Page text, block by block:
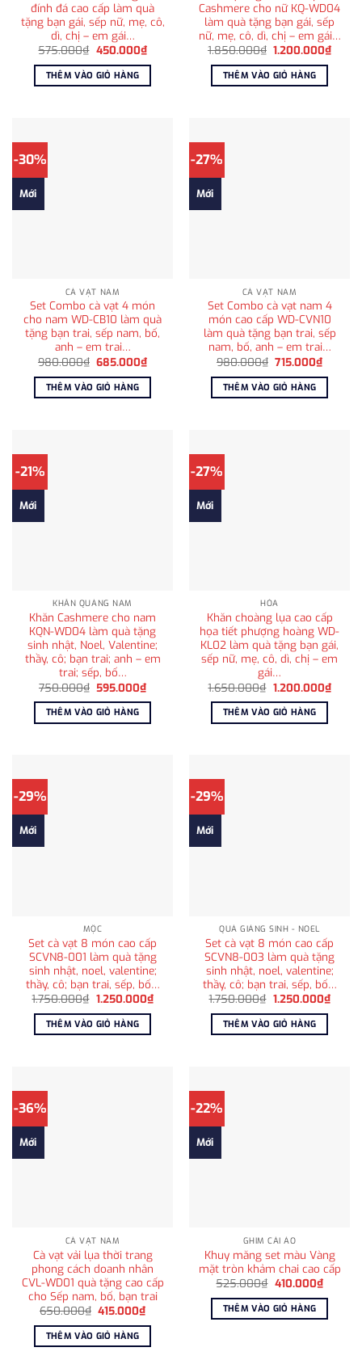
đính đá cao cấp làm quà
tặng bạn gái, sếp nữ, mẹ, cô,
dì, chị – em gái…
575.000₫ Giá
là:
575.000₫.
450.000₫Giá
hiện
tại
450.000₫.
THÊM VÀO GIỎ HÀNG
Cashmere cho nữ KQ-WD04
làm quà tặng bạn gái, sếp
nữ, mẹ, cô, dì, chị – em gái…
1.850.000₫ Giá
là:
1.850.000₫.
1.200.000₫Giá
hiện
THÊM VÀO GIỎ HÀNG
-30%
Mới
CÀ VẠT NAM
Set Combo cà vạt 4 món
cho nam WD-CB10 làm quà
tặng bạn trai, sếp nam, bố,
anh – em trai…
980.000₫ Giá
là:
980.000₫.
685.000₫Giá
hiện
tại
685.000₫.
THÊM VÀO GIỎ HÀNG
-27%
Mới
CÀ VẠT NAM
Set Combo cà vạt nam 4
món cao cấp WD-CVN10
làm quà tặng bạn trai, sếp
nam, bố, anh – em trai…
980.000₫ Giá
là:
980.000₫.
715.000₫Giá
hiện
tại
THÊM VÀO GIỎ HÀNG
-21%
Mới
KHĂN QUÀNG NAM
Khăn Cashmere cho nam
KQN-WD04 làm quà tặng
sinh nhật, Noel, Valentine;
thầy, cô; bạn trai; anh – em
trai; sếp, bố…
750.000₫ Giá
là:
750.000₫.
595.000₫Giá
hiện
tại
595.000₫.
THÊM VÀO GIỎ HÀNG
-27%
Mới
HỎA
Khăn choàng lụa cao cấp
họa tiết phượng hoàng WD-
KL02 làm quà tặng bạn gái,
sếp nữ, mẹ, cô, dì, chị – em
gái…
1.650.000₫ Giá
là:
1.650.000₫.
1.200.000₫Giá
hiện
THÊM VÀO GIỎ HÀNG
-29%
Mới
MỘC
Set cà vạt 8 món cao cấp
SCVN8-001 làm quà tặng
sinh nhật, noel, valentine;
thầy, cô; bạn trai, sếp, bố…
1.750.000₫ Giá
là:
1.750.000₫.
1.250.000₫Giá
hiện
1.250.000₫.
THÊM VÀO GIỎ HÀNG
-29%
Mới
QUÀ GIÁNG SINH - NOEL
Set cà vạt 8 món cao cấp
SCVN8-003 làm quà tặng
sinh nhật, noel, valentine;
thầy, cô; bạn trai, sếp, bố…
1.750.000₫ Giá
là:
1.750.000₫.
1.250.000₫Giá
hiện
THÊM VÀO GIỎ HÀNG
-36%
Mới
CÀ VẠT NAM
Cà vạt vải lụa thời trang
phong cách doanh nhân
CVL-WD01 quà tặng cao cấp
cho Sếp nam, bố, bạn trai
650.000₫ Giá
là:
650.000₫.
415.000₫Giá
hiện
tại
415.000₫.
THÊM VÀO GIỎ HÀNG
-22%
Mới
GHIM CÀI ÁO
Khuy măng set màu Vàng
mặt tròn khảm chai cao cấp
525.000₫ Giá
là:
525.000₫.
410.000₫Giá
hiện
tại
THÊM VÀO GIỎ HÀNG